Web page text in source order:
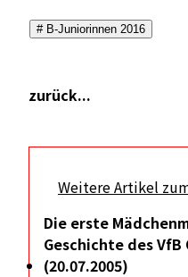
# B-Juniorinnen 2016
zurück...
Weitere Artikel
Die erste
Geschichte des
(20.07.2005)